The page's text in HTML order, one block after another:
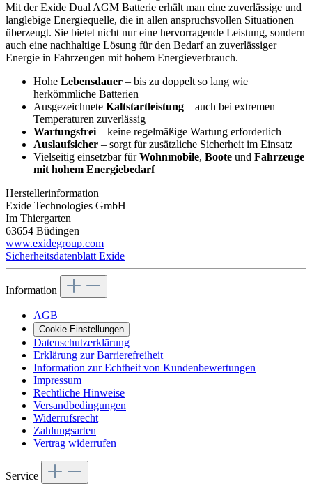
Mit der Exide Dual AGM Batterie erhält man eine zuverlässige und
langlebige Energiequelle, die in allen anspruchsvollen Situationen
überzeugt. Sie bietet nicht nur eine hervorragende Leistung, sondern
auch eine nachhaltige Lösung für den Bedarf an zuverlässiger
Energie in Fahrzeugen mit hohem Energieverbrauch.
Hohe Lebensdauer – bis zu doppelt so lang wie
herkömmliche Batterien
Ausgezeichnete Kaltstartleistung – auch bei extremen
Temperaturen zuverlässig
Wartungsfrei – keine regelmäßige Wartung erforderlich
Auslaufsicher – sorgt für zusätzliche Sicherheit im Einsatz
Vielseitig einsetzbar fürWohnmobile, Boote und Fahrzeuge
mit hohem Energiebedarf
Herstellerinformation
Exide Technologies GmbH
Im Thiergarten
63654 Büdingen
www.exidegroup.com
Sicherheitsdatenblatt Exide
Information
AGB
Cookie-Einstellungen
Datenschutzerklärung
Erklärung zur Barrierefreiheit
Information zur Echtheit von Kundenbewertungen
Impressum
Rechtliche Hinweise
Versandbedingungen
Widerrufsrecht
Zahlungsarten
Vertrag widerrufen
Service